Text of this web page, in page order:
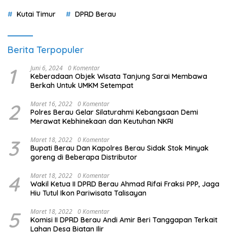
Kutai Timur DPRD Berau
Berita Terpopuler
1 Juni 6, 2024 0 Komentar
Keberadaan Objek Wisata Tanjung Sarai Membawa
Berkah Untuk UMKM Setempat
2 Maret 16, 2022 0 Komentar
Polres Berau Gelar Silaturahmi Kebangsaan Demi
Merawat Kebhinekaan dan Keutuhan NKRI
3 Maret 18, 2022 0 Komentar
Bupati Berau Dan Kapolres Berau Sidak Stok Minyak
goreng di Beberapa Distributor
4 Maret 18, 2022 0 Komentar
Wakil Ketua II DPRD Berau Ahmad Rifai Fraksi PPP, Jaga
Hiu Tutul Ikon Pariwisata Talisayan
5 Maret 18, 2022 0 Komentar
Komisi II DPRD Berau Andi Amir Beri Tanggapan Terkait
Lahan Desa Biatan Ilir